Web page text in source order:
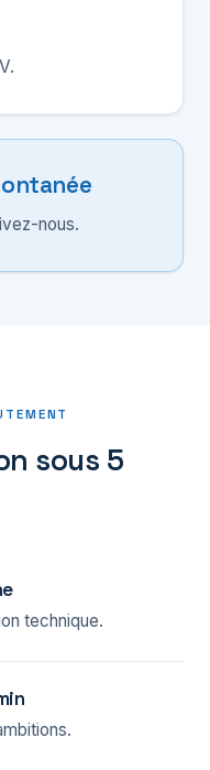
nous.
sous 5
technique.